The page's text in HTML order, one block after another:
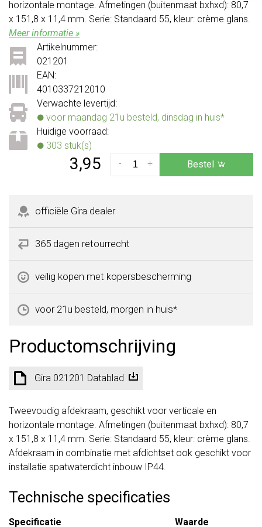
horizontale montage. Afmetingen (buitenmaat bxhxd): 80,7
x 151,8 x 11,4 mm. Serie: Standaard 55, kleur: crème glans.
Meer informatie »
Verwachte levertijd:
voor maandag 21u besteld, dinsdag in huis*
Huidige voorraad:
303 stuk(s)
Artikelnummer:
021201
EAN:
4010337212010
3,95 +
- Bestel
officiële Gira dealer
365 dagen retourrecht
veilig kopen met kopersbescherming
voor 21u besteld, morgen in huis*
Productomschrijving
Gira 021201 Datablad
Tweevoudig afdekraam, geschikt voor verticale en
horizontale montage. Afmetingen (buitenmaat bxhxd): 80,7
x 151,8 x 11,4 mm. Serie: Standaard 55, kleur: crème glans.
Afdekraam in combinatie met afdichtset ook geschikt voor
installatie spatwaterdicht inbouw IP44.
Technische specificaties
Specificatie Waarde